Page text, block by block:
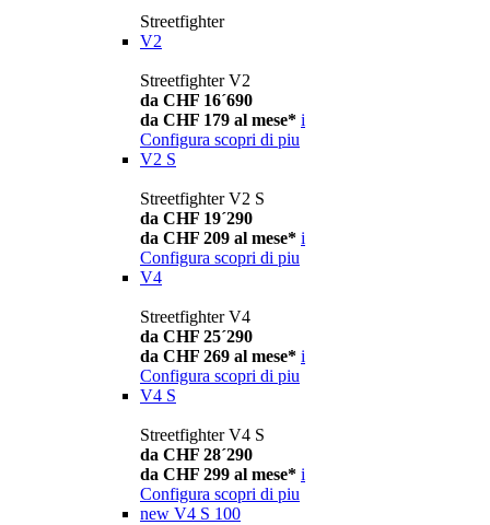
Streetfighter
V2
Streetfighter V2
da CHF 16´690
da CHF 179 al mese* i
Configura scopri di piu
V2 S
Streetfighter V2 S
da CHF 19´290
da CHF 209 al mese* i
Configura scopri di piu
V4
Streetfighter V4
da CHF 25´290
da CHF 269 al mese* i
Configura scopri di piu
V4 S
Streetfighter V4 S
da CHF 28´290
da CHF 299 al mese* i
Configura scopri di piu
new V4 S 100